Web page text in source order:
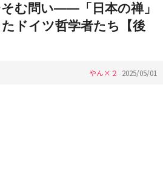
む問い――「日本の禅」
ドイツ哲学者たち【後
やん×２ 2025/05/01